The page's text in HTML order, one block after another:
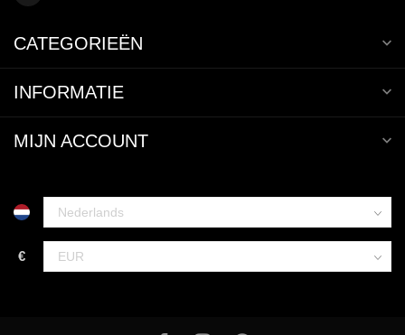
CATEGORIEËN
INFORMATIE
MIJN ACCOUNT
€